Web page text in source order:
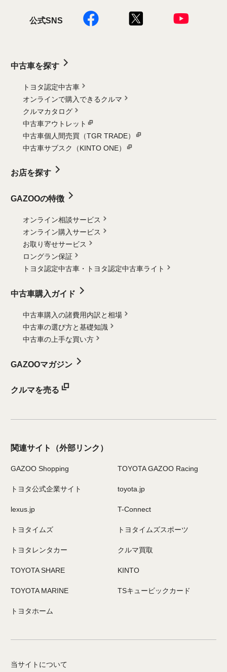
公式SNS
中古車を探す
トヨタ認定中古車
オンラインで購入できるクルマ
クルマカタログ
中古車アウトレット
中古車個人間売買（TGR TRADE）
中古車サブスク（KINTO ONE）
お店を探す
GAZOOの特徴
オンライン相談サービス
オンライン購入サービス
お取り寄せサービス
ロングラン保証
トヨタ認定中古車・
トヨタ認定中古車ライト
中古車購入ガイド
中古車購入の諸費用内訳と相場
中古車の選び方と基礎知識
中古車の上手な買い方
GAZOOマガジン
クルマを売る
関連サイト （外部リンク）
GAZOO Shopping TOYOTA GAZOO Racing
トヨタ公式企業サイト toyota.jp
lexus.jp T-Connect
トヨタイムズ トヨタイムズスポーツ
トヨタレンタカー クルマ買取
TOYOTA SHARE KINTO
TOYOTA MARINE TSキュービックカード
トヨタホーム
当サイトについて